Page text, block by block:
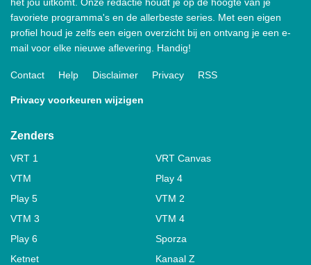
favoriete programma's en de allerbeste series. Met een eigen
profiel houd je zelfs een eigen overzicht bij en ontvang je een e-
mail voor elke nieuwe aflevering. Handig!
Contact Help Disclaimer Privacy RSS
Privacy voorkeuren wijzigen
Zenders
VRT 1
VRT Canvas
VTM
Play 4
Play 5
VTM 2
VTM 3
VTM 4
Play 6
Sporza
Ketnet
Kanaal Z